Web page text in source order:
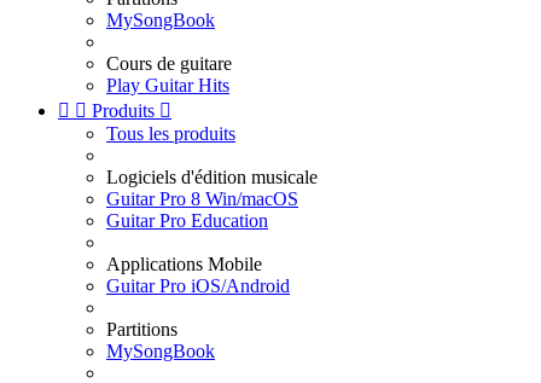
MySongBook
Cours de guitare
Play Guitar Hits
  Produits 
Tous les produits
Logiciels d'édition musicale
Guitar Pro 8 Win/macOS
Guitar Pro Education
Applications Mobile
Guitar Pro iOS/Android
Partitions
MySongBook